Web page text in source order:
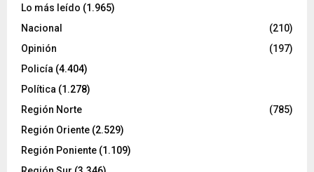
Lo más leído (1.965)
Nacional
(210)
Opinión
(197)
Policía (4.404)
Política (1.278)
Región Norte
(785)
Región Oriente (2.529)
Región Poniente (1.109)